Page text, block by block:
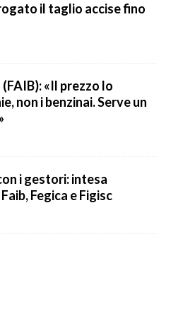
il taglio accise fino
«Il prezzo lo
non i benzinai. Serve un
i gestori: intesa
Fegica e Figisc